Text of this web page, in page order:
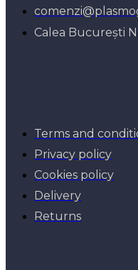
Calea București
Terms and
Privacy policy
Cookies policy
Delivery
Returns